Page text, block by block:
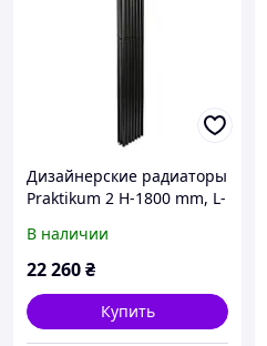
Дизайнерские радиаторы
Praktikum 2 H-1800 mm, L-
нижним подключением
В наличии
22 260₴
Купить